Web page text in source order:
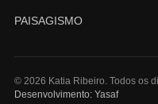
PAISAGISMO
© 2026 Katia Ribeiro. Todos os
Desenvolvimento: Yasaf